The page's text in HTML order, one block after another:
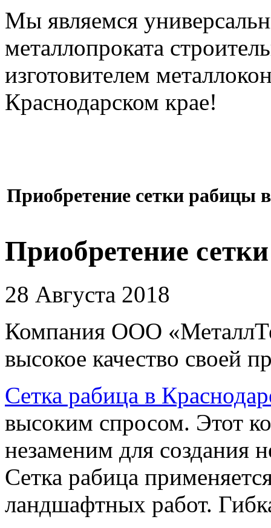
Мы являемся
металлопроката
изготовителем
Краснодарском крае!
Приобретение сетки рабицы
Приобретение
28 Августа 2018
Компания ООО
высокое качество своей
Сетка рабица в
высоким спросом. Этот
незаменим для создания
Сетка рабица
ландшафтных работ.